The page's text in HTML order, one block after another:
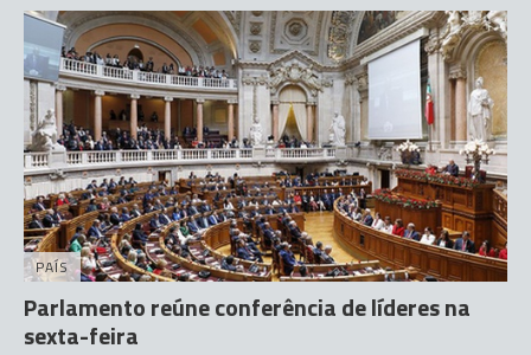
PAÍS
Parlamento reúne conferência de líderes na
sexta-feira